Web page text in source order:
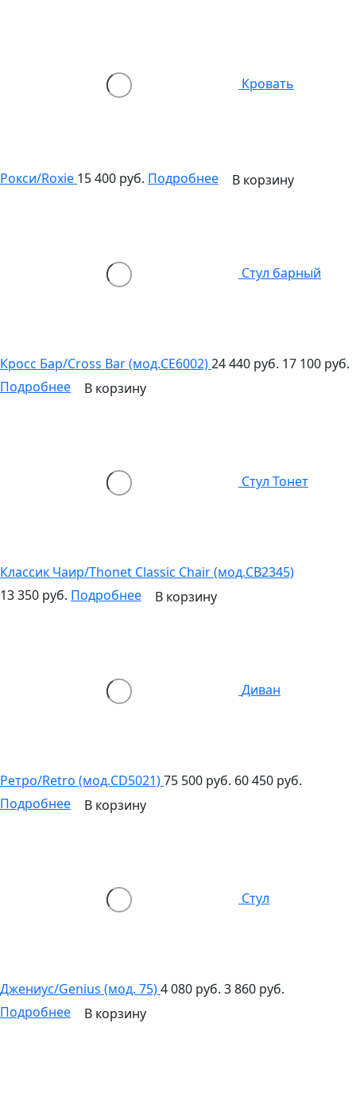
Кровать
Рокси/Roxie 15 400 руб. Подробнее В корзину
Стул барный
Кросс Бар/Cross Bar (мод.CE6002)24 440 руб. 17 100 руб.
Подробнее
В корзину
Стул Тонет
Классик Чаир/Thonet Classic Chair (мод.CB2345)
13 350 руб. Подробнее В корзину
Диван
Ретро/Retro (мод.CD5021)75 500 руб. 60 450 руб.
Подробнее
В корзину
Стул
Джениус/Genius (мод. 75)4 080 руб. 3 860 руб.
Подробнее
В корзину